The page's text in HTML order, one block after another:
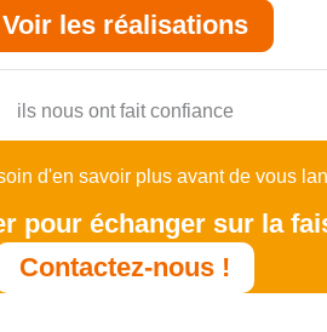
Voir les réalisations
ils nous ont fait confiance
d'en savoir plus avant de vous
pour échanger sur la
Contactez-nous !